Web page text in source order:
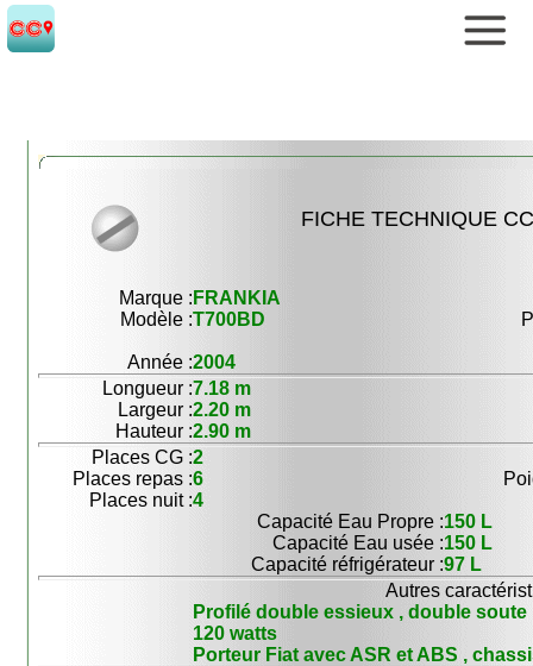
FICHE TECHNIQUE
Marque : FRANKIA
Modèle :T700BD
Année :2004
Longueur :7.18 m
Largeur :2.20 m
Hauteur :2.90 m
Places CG :2
Places repas :6
Places nuit :4
Capacité Eau Propre :150 L
Capacité Eau usée :150 L
Capacité réfrigérateur :97 L
Autres
Profilé double essieux , double
120 watts
Porteur Fiat avec ASR et ABS ,